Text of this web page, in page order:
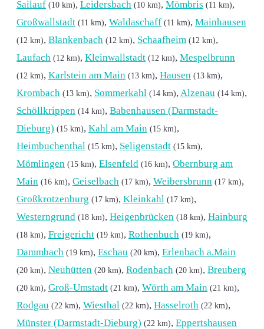
Sailauf (10 km), Leidersbach (10 km), Mömbris (11 km),
Großwallstadt (11 km), Waldaschaff (11 km), Mainhausen
(12 km), Blankenbach (12 km), Schaafheim (12 km),
Laufach (12 km), Kleinwallstadt (12 km), Mespelbrunn
(12 km), Karlstein am Main (13 km), Hausen (13 km),
Krombach (13 km), Sommerkahl (14 km), Alzenau (14 km),
Schöllkrippen (14 km), Babenhausen (Darmstadt-
Dieburg) (15 km), Kahl am Main (15 km),
Heimbuchenthal (15 km), Seligenstadt (15 km),
Mömlingen (15 km), Elsenfeld (16 km), Obernburg am
Main (16 km), Geiselbach (17 km), Weibersbrunn (17 km),
Großkrotzenburg (17 km), Kleinkahl (17 km),
Westerngrund (18 km), Heigenbrücken (18 km), Hainburg
(18 km), Freigericht (19 km), Rothenbuch (19 km),
Dammbach (19 km), Eschau (20 km), Erlenbach a.Main
(20 km), Neuhütten (20 km), Rodenbach (20 km), Breuberg
(20 km), Groß-Umstadt (21 km), Wörth am Main (21 km),
Rodgau (22 km), Wiesthal (22 km), Hasselroth (22 km),
Münster (Darmstadt-Dieburg) (22 km), Eppertshausen